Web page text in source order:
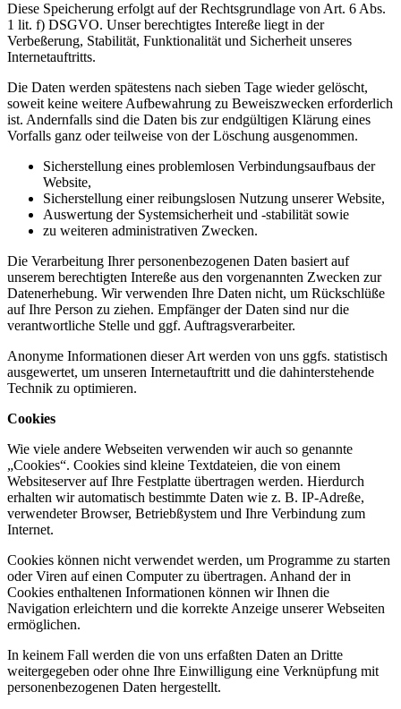
Diese Speicherung erfolgt auf der Rechtsgrundlage von Art. 6 Abs.
1 lit. f) DSGVO. Unser berechtigtes Intereße liegt in der
Verbeßerung, Stabilität, Funktionalität und Sicherheit unseres
Internetauftritts.
Die Daten werden spätestens nach sieben Tage wieder gelöscht,
soweit keine weitere Aufbewahrung zu Beweiszwecken erforderlich
ist. Andernfalls sind die Daten bis zur endgültigen Klärung eines
Vorfalls ganz oder teilweise von der Löschung ausgenommen.
Sicherstellung eines problemlosen Verbindungsaufbaus der
Website,
Sicherstellung einer reibungslosen Nutzung unserer Website,
Auswertung der Systemsicherheit und -stabilität sowie
zu weiteren administrativen Zwecken.
Die Verarbeitung Ihrer personenbezogenen Daten basiert auf
unserem berechtigten Intereße aus den vorgenannten Zwecken zur
Datenerhebung. Wir verwenden Ihre Daten nicht, um Rückschlüße
auf Ihre Person zu ziehen. Empfänger der Daten sind nur die
verantwortliche Stelle und ggf. Auftragsverarbeiter.
Anonyme Informationen dieser Art werden von uns ggfs. statistisch
ausgewertet, um unseren Internetauftritt und die dahinterstehende
Technik zu optimieren.
Cookies
Wie viele andere Webseiten verwenden wir auch so genannte
„Cookies“. Cookies sind kleine Textdateien, die von einem
Websiteserver auf Ihre Festplatte übertragen werden. Hierdurch
erhalten wir automatisch bestimmte Daten wie z. B. IP-Adreße,
verwendeter Browser, Betriebßystem und Ihre Verbindung zum
Internet.
Cookies können nicht verwendet werden, um Programme zu starten
oder Viren auf einen Computer zu übertragen. Anhand der in
Cookies enthaltenen Informationen können wir Ihnen die
Navigation erleichtern und die korrekte Anzeige unserer Webseiten
ermöglichen.
In keinem Fall werden die von uns erfaßten Daten an Dritte
weitergegeben oder ohne Ihre Einwilligung eine Verknüpfung mit
personenbezogenen Daten hergestellt.